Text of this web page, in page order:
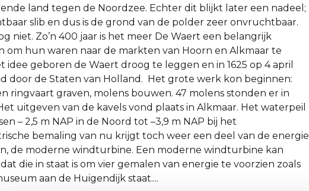
​land tegen​ ​de​ ​Noordzee.​ ​Echter​ ​dit​ ​blijkt​ ​later​ ​een​ ​nadeel;​
​slib​ ​en​ ​dus​ ​is​ ​de​ ​grond​ ​van​ ​de​ ​polder​ ​zeer​ ​onvruchtbaar.​
​niet. Zo’n​ ​400​ ​jaar​ ​is​ ​het​ ​meer​ ​De​ ​Waert​ ​een​ ​belangrijk​
​om hun​ ​waren​ ​naar​ ​de​ ​markten​ ​van​ ​Hoorn​ ​en​ ​Alkmaar​ ​te​
idee​ ​geboren​ ​de​ ​Waert​ ​droog​ ​te​ ​leggen​ ​en​ ​in​ ​1625​ ​op​ ​4​ ​april​
​door​ ​de​ ​Staten​ ​van​ ​Holland.​ ​ Het​ ​grote​ ​werk​ ​kon​ ​beginnen:​
​ringvaart​ ​graven,​ ​molens​ ​bouwen.​ ​47​ ​molens​ ​stonden​ ​er​ ​in​
​uitgeven​ ​van​ ​de​ ​kavels​ ​vond​ ​plaats​ ​in​ ​Alkmaar.​ ​Het​ ​waterpeil
​–​ ​2,5​ ​m​ ​NAP​ ​in​ ​de​ ​Noord​ ​tot​ ​–3,9​ ​m​ ​NAP​ ​bij​ ​het
​bemaling​ ​van​ ​nu​ ​krijgt​ ​toch​ ​weer​ ​een​ ​deel​ ​van​ ​de​ ​energie​
​de​ ​moderne​ ​windturbine.​ ​Een​ ​moderne​ ​windturbine​ ​kan​
​die​ ​in​ ​staat​ ​is​ ​om​ ​vier​ ​gemalen​ ​van​ ​energie​ ​te​ ​voorzien​ ​zoals
​aan​ ​de​ ​Huigendijk​ ​staat....